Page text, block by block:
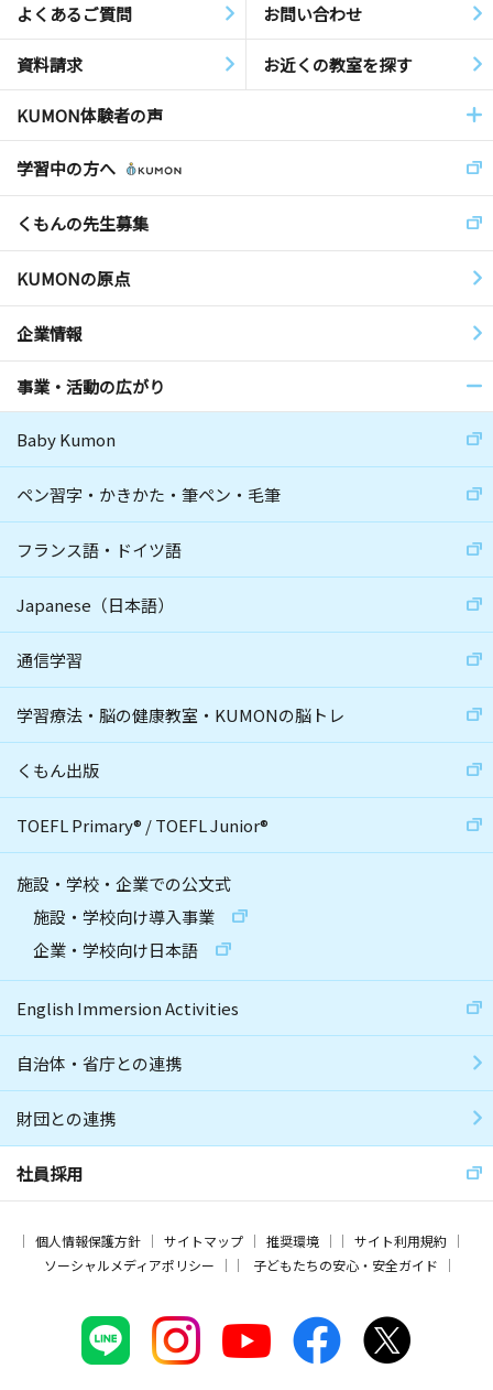
よくあるご質問 お問い合わせ
資料請求 お近くの教室を探す
KUMON体験者の声
学習中の方へ
くもんの先生募集
KUMONの原点
企業情報
事業・活動の広がり
Baby Kumon
ペン習字・かきかた・筆ペン・毛筆
フランス語・ドイツ語
Japanese（日本語）
通信学習
学習療法・脳の健康教室・KUMONの脳トレ
くもん出版
TOEFL Primary® /TOEFL Junior®
施設・学校・企業での公文式
施設・学校向け導入事業
企業・学校向け日本語
English Immersion Activities
自治体・省庁との連携
財団との連携
社員採用
個人情報保護方針 サイトマップ 推奨環境
サイト利用規約
ソーシャルメディアポリシー
子どもたちの安心・安全ガイド